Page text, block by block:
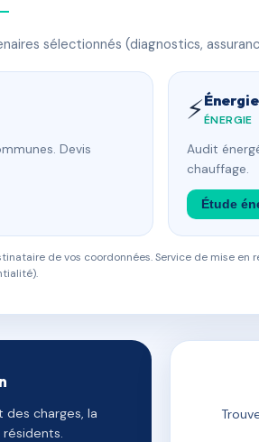
sélectionnés (diagnostics,
Devis
⚡ÉNERGIE
Audit
chauffage.
Étude
de vos coordonnées. Service de mise
des charges, la